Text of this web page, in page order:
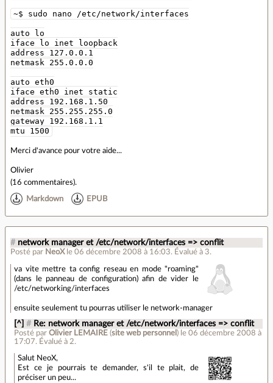
~$ sudo nano /etc/network/interfaces
auto lo
iface lo inet loopback
address 127.0.0.1
netmask 255.0.0.0
auto eth0
iface eth0 inet static
address 192.168.1.50
netmask 255.255.255.0
gateway 192.168.1.1
mtu 1500
Merci d'avance pour votre aide...
Olivier
(16 commentaires).
Markdown EPUB
# network manager et /etc/network/interfaces => conflit
Posté par NeoX le 06 décembre 2008 à 16:03. Évalué à 3.
va vite mettre ta config reseau en mode "roaming"
(dans le panneau de configuration) afin de vider le
/etc/networking/interfaces
ensuite seulement tu pourras utiliser le network-manager
[^] # Re: network manager et /etc/network/interfaces => conflit
Posté parOlivier LEMAIRE (site web personnel ) le 06 décembre 2008 à
17:07. Évalué à 2.
Salut NeoX,
Est ce je pourrais te demander, s'il te plait, de
préciser un peu...